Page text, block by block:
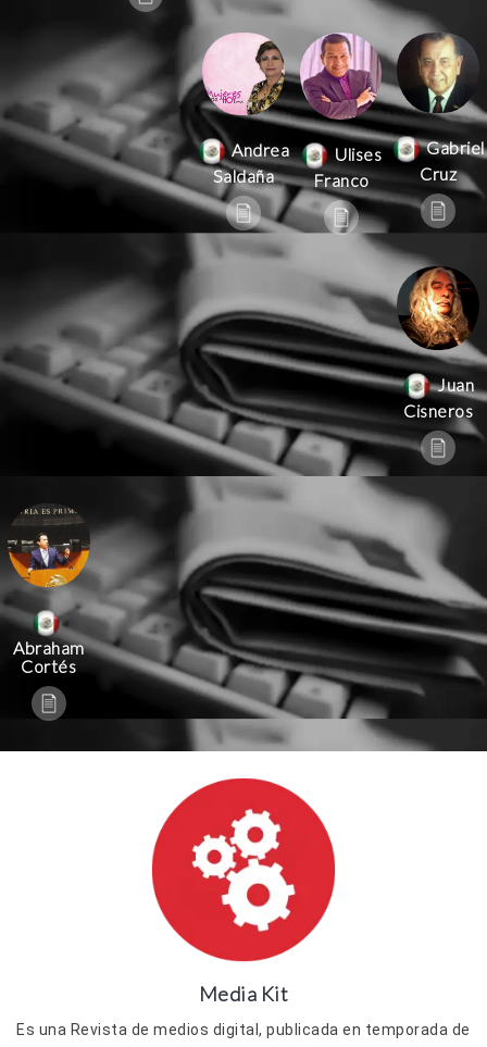
Andrea
Saldaña
Ulises
Franco
Gabriel
Cruz
Juan
Cisneros
Abraham
Cortés
Media Kit
Es una Revista de medios digital, publicada en temporada de